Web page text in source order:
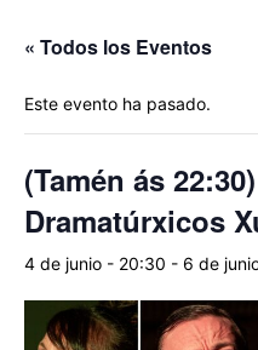
« Todos los Eventos
Este evento ha pasado.
(Tamén ás
Dramatúrxicos
4 de junio - 20:30 - 6 de